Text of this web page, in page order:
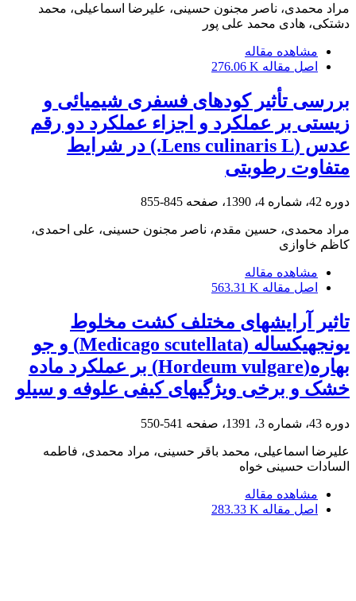
مراد محمدی، ناصر مجنون حسینی، علیرضا اسماعیلی، محمد
دشتکی، هادی محمد علی پور
مشاهده مقاله
اصل مقاله 276.06 K
بررسی تأثیر کودهای فسفری شیمیائی و
زیستی بر عملکرد و اجزاء عملکرد دو رقم
عدس (Lens culinaris L.) در شرایط
متفاوت رطوبتی
دوره 42، شماره 4، 1390، صفحه 845-855
مراد محمدی، حسین مقدم، ناصر مجنون حسینی، علی احمدی،
کاظم خاوازی
مشاهده مقاله
اصل مقاله 563.31 K
تاثیر آرایشهای مختلف کشت مخلوط
یونجهیکساله (Medicago scutellata) و جو
بهاره(Hordeum vulgare) بر عملکرد ماده
خشک و برخی ویژگیهای کیفی علوفه و سیلو
دوره 43، شماره 3، 1391، صفحه 541-550
علیرضا اسماعیلی، محمد باقر حسینی، مراد محمدی، فاطمه
السادات حسینی خواه
مشاهده مقاله
اصل مقاله 283.33 K